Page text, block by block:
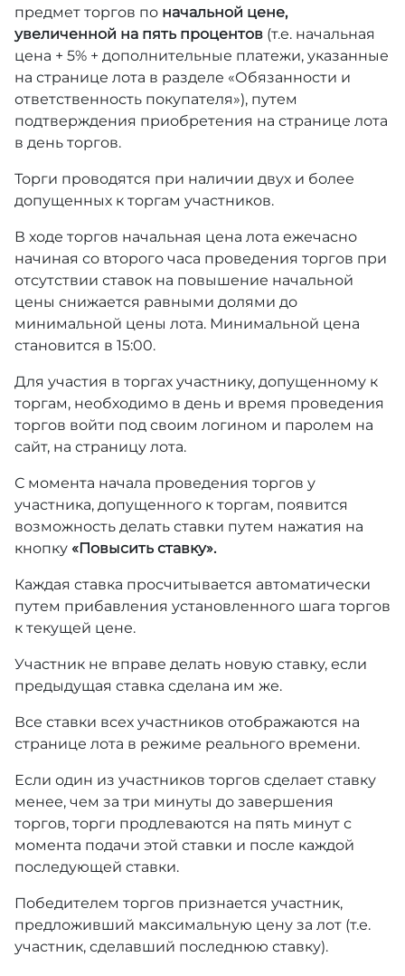
предмет торгов по начальной цене,
увеличенной на пять процентов (т.е. начальная
цена + 5% + дополнительные платежи, указанные
на странице лота в разделе «Обязанности и
ответственность покупателя»), путем
подтверждения приобретения на странице лота
в день торгов.
Торги проводятся при наличии двух и более
допущенных к торгам участников.
В ходе торгов начальная цена лота ежечасно
начиная со второго часа проведения торгов при
отсутствии ставок на повышение начальной
цены снижается равными долями до
минимальной цены лота. Минимальной цена
становится в 15:00.
Для участия в торгах участнику, допущенному к
торгам, необходимо в день и время проведения
торгов войти под своим логином и паролем на
сайт, на страницу лота.
С момента начала проведения торгов у
участника, допущенного к торгам, появится
возможность делать ставки путем нажатия на
кнопку «Повысить ставку».
Каждая ставка просчитывается автоматически
путем прибавления установленного шага торгов
к текущей цене.
Участник не вправе делать новую ставку, если
предыдущая ставка сделана им же.
Все ставки всех участников отображаются на
странице лота в режиме реального времени.
Если один из участников торгов сделает ставку
менее, чем за три минуты до завершения
торгов, торги продлеваются на пять минут с
момента подачи этой ставки и после каждой
последующей ставки.
Победителем торгов признается участник,
предложивший максимальную цену за лот (т.е.
участник, сделавший последнюю ставку).